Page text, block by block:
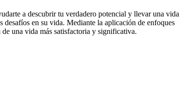
a descubrir tu verdadero potencial y llevar una vida
en su vida. Mediante la aplicación de enfoques
de una vida más satisfactoria y significativa.